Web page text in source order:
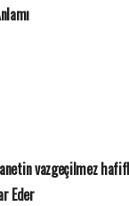
vazgeçilmez
Eder